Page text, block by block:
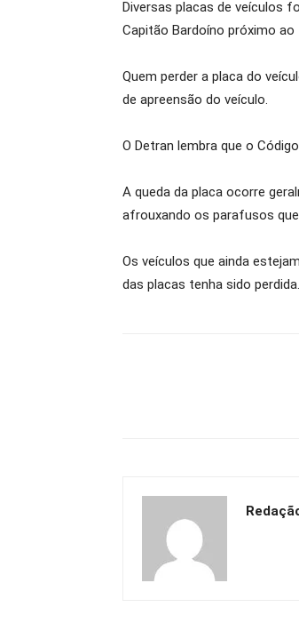
Diversas placas de veículos
Capitão Bardoíno próximo
Quem perder a placa do
de apreensão do veículo.
O Detran lembra que o
A queda da placa ocorre
afrouxando os parafusos
Os veículos que ainda
das placas tenha sido perdida.